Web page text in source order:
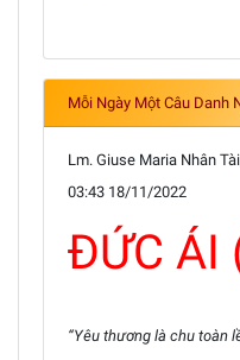
Mỗi Ngày Một Câu Danh
Lm. Giuse Maria Nhân
03:43 18/11/2022
ĐỨC ÁI
“Yêu thương là chu toàn